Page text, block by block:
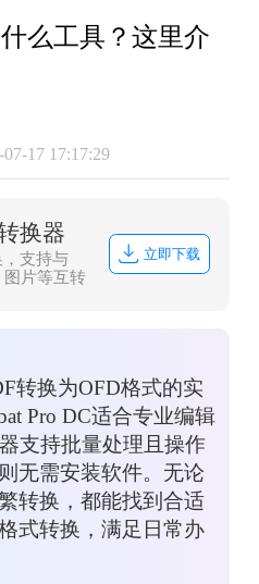
么工具？这里介
17 17:17:29
换器
支持与
图片等互转
立即下载
转换为OFD格式的实
Pro DC适合专业编辑
支持批量处理且操作
无需安装软件。无论
转换，都能找到合适
式转换，满足日常办